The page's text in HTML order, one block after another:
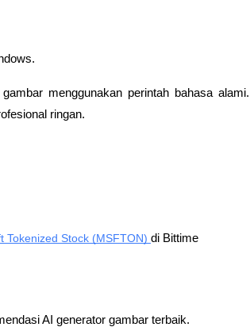
menggunakan perintah bahasa alami.
ringan.
Tokenized Stock (MSFTON) di Bittime
AI generator gambar terbaik.